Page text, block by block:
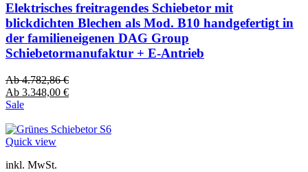
Elektrisches freitragendes Schiebetor mit
blickdichten Blechen als Mod. B10 handgefertigt in
der familieneigenen DAG Group
Schiebetormanufaktur + E-Antrieb
Ab4.782,86€
Ab 3.348,00 €
Sale
Quick view
inkl. MwSt.